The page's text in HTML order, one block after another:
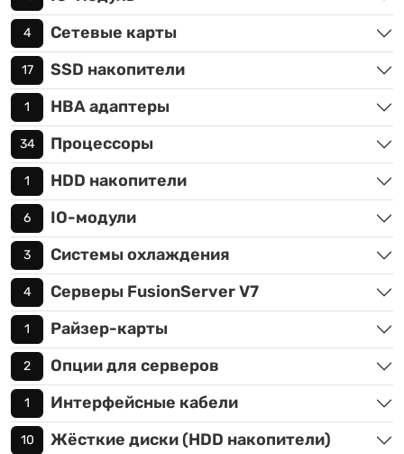
4 Сетевые карты
17 SSD накопители
1 HBA адаптеры
34 Процессоры
1 HDD накопители
6 IO-модули
3 Системы охлаждения
4 Серверы FusionServer V7
1 Райзер-карты
2 Опции для серверов
1 Интерфейсные кабели
10 Жёсткие диски (HDD накопители)